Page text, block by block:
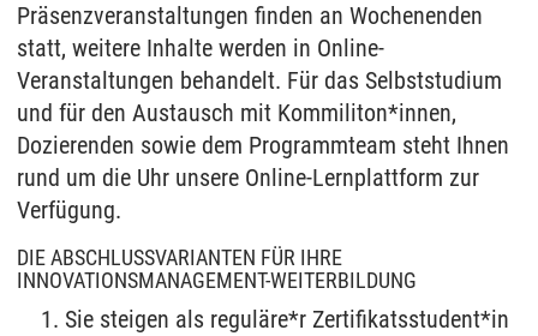
Präsenzveranstaltungen finden an Wochenenden
statt, weitere Inhalte werden in Online-
Veranstaltungen behandelt. Für das Selbststudium
und für den Austausch mit Kommiliton*innen,
Dozierenden sowie dem Programmteam steht Ihnen
rund um die Uhr unsere Online-Lernplattform zur
Verfügung.
DIE ABSCHLUSSVARIANTEN FÜR IHRE
INNOVATIONSMANAGEMENT-WEITERBILDUNG
Sie steigen als reguläre*r Zertifikatsstudent*in